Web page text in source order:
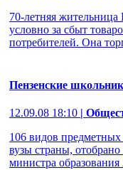
70-летняя
условно за сбыт
потребителей. Она
Пензенские
12.09.08 18:10 |
106 видов
вузы страны,
министра